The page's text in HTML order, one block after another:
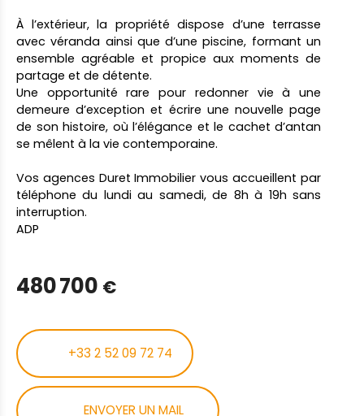
À l’extérieur, la propriété dispose d’une terrasse
avec véranda ainsi que d’une piscine, formant un
ensemble agréable et propice aux moments de
partage et de détente.
Une opportunité rare pour redonner vie à une
demeure d’exception et écrire une nouvelle page
de son histoire, où l’élégance et le cachet d’antan
se mêlent à la vie contemporaine.
Vos agences Duret Immobilier vous accueillent par
téléphone du lundi au samedi, de 8h à 19h sans
interruption.
ADP
480 700 €
+33 2 52 09 72 74
ENVOYER UN MAIL